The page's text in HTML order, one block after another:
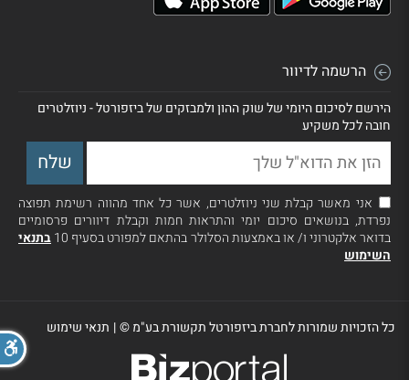
הרשמה לדיוור
הירשם לסיכום היומי של שוק ההון ולמבזקים של ביזפורטל - ניוזלטרים
חובה לכל משקיע
אני מאשר קבלת שני ניוזלטרים, אשר כל אחד מהווה רשימת תפוצה
נפרדת, בנושאים סיכום יומי והתראות חמות וקבלת דיוורים פרסומיים
בדואר אלקטרוני ו/ או באמצעות הסלולר בהתאם למפורט בסעיף 10
בתנאי
השימוש
כל הזכויות שמורות לחברת ביזפורטל תקשורת בע"מ ©| תנאי שימוש